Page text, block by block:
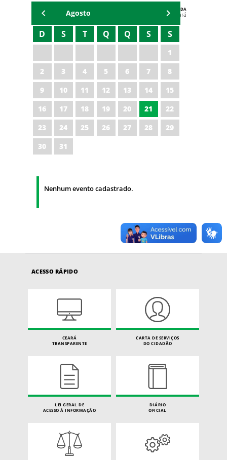
AGENDA
Polícia Militar do Ceará
Agosto
D S T Q Q S S
1
2
3 4 5 6 7
8
9
10 11 12 13 14
15
16
17 18 19 20 21
22
23
24 25 26 27 28
29
30
31
Nenhum evento cadastrado.
ACESSO RÁPIDO
CEARÁ
TRANSPARENTE
CARTA DE SERVIÇOS
DO CIDADÃO
LEI GERAL DE
ACESSO À INFORMAÇÃO
DIÁRIO
OFICIAL